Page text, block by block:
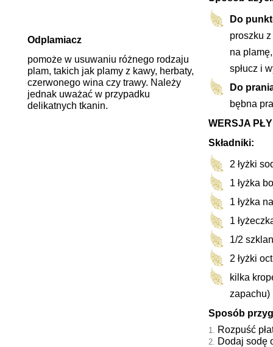
Odplamiacz
pomoże w usuwaniu różnego rodzaju
plam, takich jak plamy z kawy, herbaty,
czerwonego wina czy trawy. Należy
jednak uważać w przypadku
delikatnych tkanin.
Do
proszku
na
spłucz i
Do
bębna
WERSJA
Składniki:
2 łyżki
1 łyżka
1 łyżka
1
1/2
2 łyżki
kilka
zapachu)
Sposób
Rozpuść
Dodaj sodę